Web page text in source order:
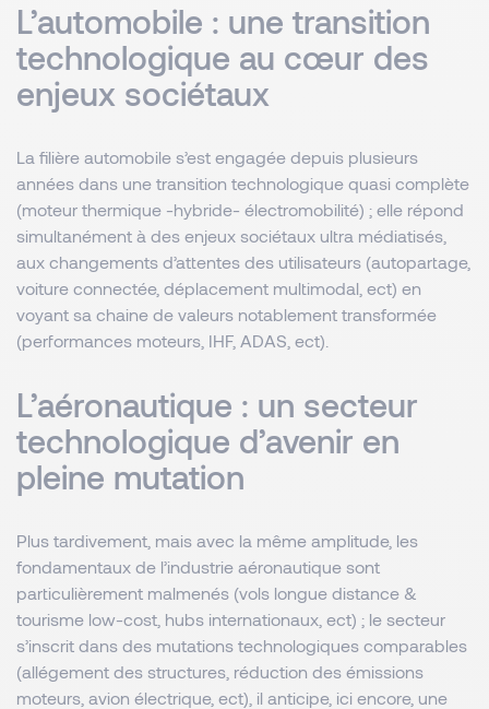
L’automobile : une transition
technologique au cœur des
enjeux sociétaux
La filière automobile s’est engagée depuis plusieurs
années dans une transition technologique quasi complète
(moteur thermique -hybride- électromobilité) ; elle répond
simultanément à des enjeux sociétaux ultra médiatisés,
aux changements d’attentes des utilisateurs (autopartage,
voiture connectée, déplacement multimodal, ect) en
voyant sa chaine de valeurs notablement transformée
(performances moteurs, IHF, ADAS, ect).
L’aéronautique : un secteur
technologique d’avenir en
pleine mutation
Plus tardivement, mais avec la même amplitude, les
fondamentaux de l’industrie aéronautique sont
particulièrement malmenés (vols longue distance &
tourisme low-cost, hubs internationaux, ect) ; le secteur
s’inscrit dans des mutations technologiques comparables
(allégement des structures, réduction des émissions
moteurs, avion électrique, ect), il anticipe, ici encore, une